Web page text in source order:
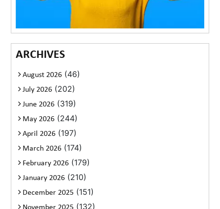
ARCHIVES
August 2026 (46)
July 2026 (202)
June 2026 (319)
May 2026 (244)
April 2026 (197)
March 2026 (174)
February 2026 (179)
January 2026 (210)
December 2025 (151)
(132)